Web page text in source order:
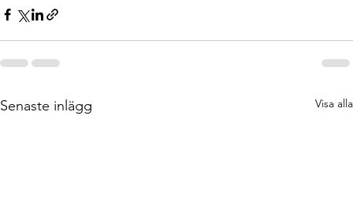
Senaste inlägg Visa alla